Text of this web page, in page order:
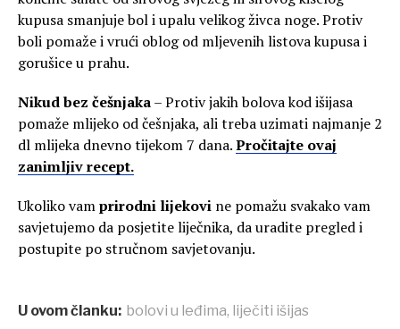
kupusa smanjuje bol i upalu velikog živca noge. Protiv
boli pomaže i vrući oblog od mljevenih listova kupusa i
gorušice u prahu.
Nikud bez češnjaka– Protiv jakih bolova kod išijasa
pomaže mlijeko od češnjaka, ali treba uzimati najmanje 2
dl mlijeka dnevno tijekom 7 dana.Pročitajte ovaj
zanimljiv recept.
Ukoliko vamprirodni lijekovi ne pomažu svakako vam
savjetujemo da posjetite liječnika, da uradite pregled i
postupite po stručnom savjetovanju.
U ovom članku: bolovi u leđima, liječiti išijas